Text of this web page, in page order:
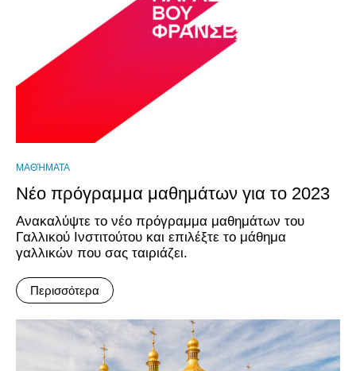
ΜΑΘΉΜΑΤΑ
Νέο πρόγραμμα μαθημάτων για το 2023
Ανακαλύψτε το νέο πρόγραμμα μαθημάτων του
Γαλλικού Ινστιτούτου και επιλέξτε το μάθημα
γαλλικών που σας ταιριάζει.
Περισσότερα